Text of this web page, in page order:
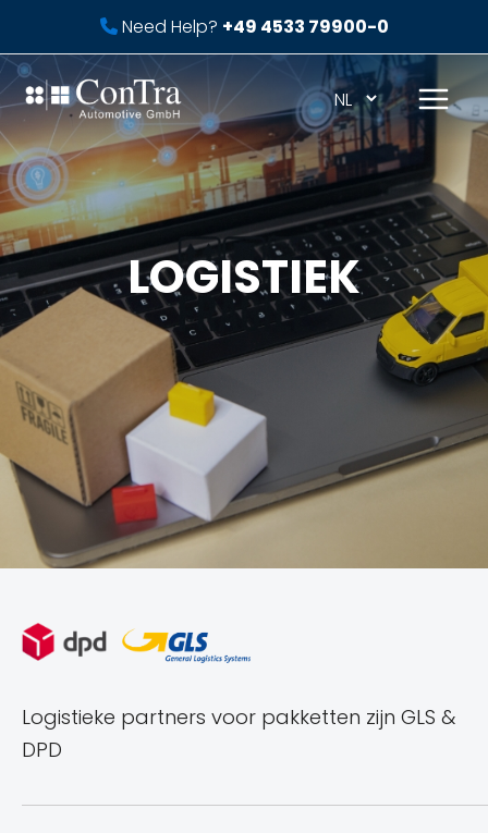
naar
de
inhoud
Need Help? +49 4533 79900-0
Main
LOGISTIEK
Logistieke partners voor pakketten zijn GLS &
DPD